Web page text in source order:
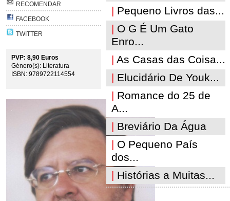
RECOMENDAR
FACEBOOK
TWITTER
PVP: 8,90 Euros
Género(s): Literatura
ISBN: 9789722114554
| Pequeno Livros das...
| O G É Um Gato
Enro...
| As Casas das Coisa...
| Elucidário De Youk...
| Romance do 25 de
A...
| Breviário Da Água
| O Pequeno País
dos...
| Histórias a Muitas...